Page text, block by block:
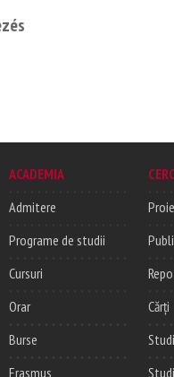
ACADEMIA
Admitere
Programe de studii
Cursuri
Orar
Burse
Erasmus
Cărți